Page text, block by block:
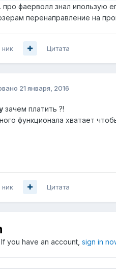
про фаерволл знал ипользую
перенаправление на
ник Цитата
21 января, 2016
зачем платить ?!
функционала хватает
ник Цитата
you have an account, sign in